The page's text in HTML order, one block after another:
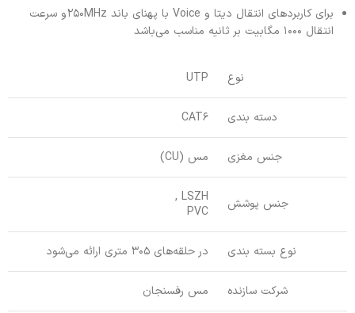
برای کاربردهای انتقال دیتا و Voice با پهنای باند 250MHzو سرعت
انتقال 1000 مگابیت بر ثانیه مناسب می‌باشد
نوع UTP
دسته بندی CAT6
جنس مغزی مس (CU)
جنس پوشش
LSZH ,
PVC
نوع بسته بندی در حلقه‌های 305 متری ارائه می‌شود
شرکت سازنده مس رفسنجان